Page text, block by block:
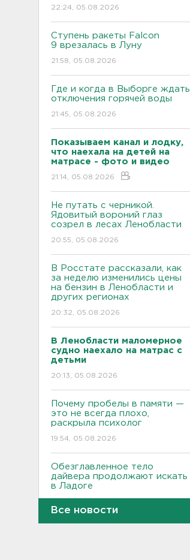
22:24, 05.08.2026
Ступень ракеты Falcon
9 врезалась в Луну
21:58, 05.08.2026
Где и когда в Выборге ждать
отключения горячей воды
21:45, 05.08.2026
Показываем канал и лодку,
что наехала на детей на
матрасе - фото и видео
21:14, 05.08.2026
Не путать с черникой.
Ядовитый вороний глаз
созрел в лесах Ленобласти
20:55, 05.08.2026
В Росстате рассказали, как
за неделю изменились цены
на бензин в Ленобласти и
других регионах
20:32, 05.08.2026
В Ленобласти маломерное
судно наехало на матрас с
детьми
20:13, 05.08.2026
Почему пробелы в памяти —
это не всегда плохо,
раскрыла психолог
19:54, 05.08.2026
Обезглавленное тело
дайвера продолжают искать
в Ладоге
Все новости